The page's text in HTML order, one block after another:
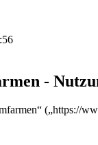
-
(„https://